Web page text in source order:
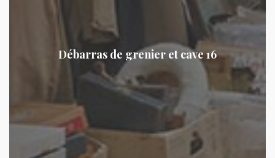
Débarras de grenier et cave 16